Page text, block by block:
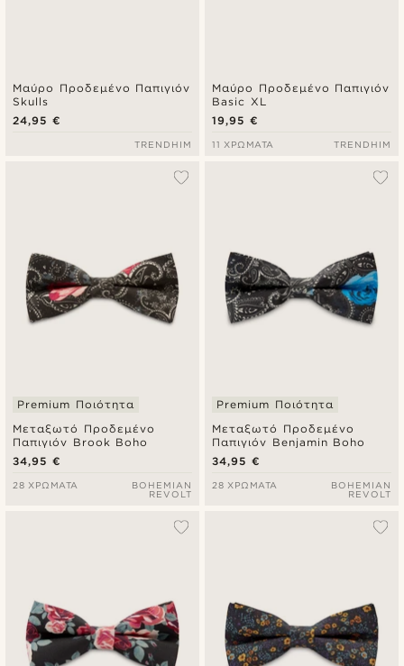
Μαύρο Προδεμένο Παπιγιόν
Skulls
24,95 €
TRENDHIM
Μαύρο Προδεμένο Παπιγιόν
Basic XL
19,95 €
11 ΧΡΏΜΑΤΑ TRENDHIM
Μεταξωτό Προδεμένο
Παπιγιόν Brook Boho
Premium Ποιότητα
34,95 €
28 ΧΡΏΜΑΤΑ
BOHEMIAN
REVOLT
Μεταξωτό Προδεμένο
Παπιγιόν Benjamin Boho
Premium Ποιότητα
34,95 €
28 ΧΡΏΜΑΤΑ
BOHEMIAN
REVOLT